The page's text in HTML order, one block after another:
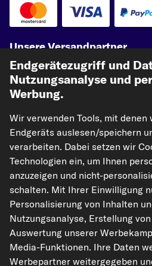
Unsere Versandpartner
kfzteile24.de
carpardoo.dk
Die hier dargestellten Daten, insbesondere
nicht vervielfältigt werden. Die
der Datenbank ohne vorherige Einwilligung
Endgerätezugriff und
Nutzungsanalyse und
Werbung.
Wir verwenden Tools, mit
Endgeräts auslesen/speichern
verarbeiten. Dabei setzen wir
Technologien ein, um Ihnen
anzuzeigen und nicht-
schalten. Mit Ihrer Einwilligung
Personalisierung von Inhalten
Nutzungsanalyse, Erstellung
Auswertung unserer
Media-Funktionen. Ihre Daten
Werbepartner weitergegeben